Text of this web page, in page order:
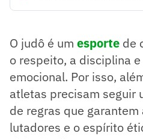
Infrações são divididas em
make (desclassificação).
Movimentos ilegais podem
diretas.
O comportamento
Resumo supervisionado pelo
O judô é um esporte de
o respeito, a disciplina
emocional. Por isso,
atletas precisam seguir
de regras que garantem
lutadores e o espírito